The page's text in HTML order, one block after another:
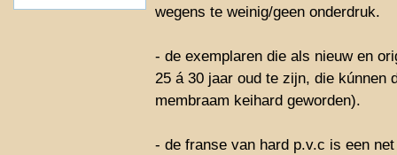
wegens te weinig/geen onderdruk.
- de exemplaren die als nieuw en
25 á 30 jaar oud te zijn, die kúnnen
membraam keihard geworden).
- de franse van hard p.v.c is een